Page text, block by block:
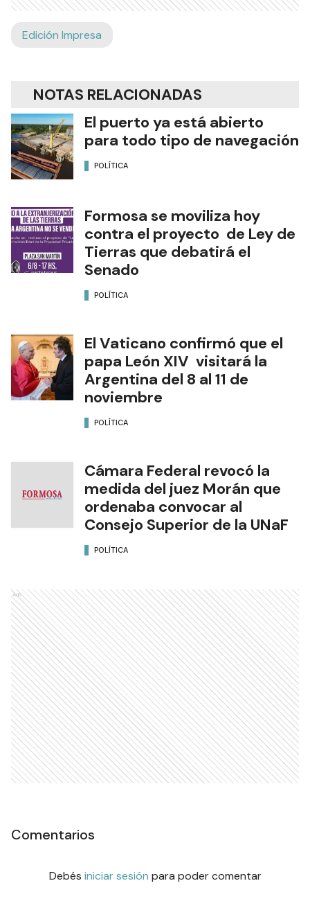
Edición Impresa
NOTAS RELACIONADAS
El puerto ya está abierto
para todo tipo de navegación
POLÍTICA
Formosa se moviliza hoy
contra el proyecto de Ley de
Tierras que debatirá el
Senado
POLÍTICA
El Vaticano confirmó que el
papa León XIV visitará la
Argentina del 8 al 11 de
noviembre
POLÍTICA
Cámara Federal revocó la
medida del juez Morán que
ordenaba convocar al
Consejo Superior de la UNaF
POLÍTICA
Ads
Comentarios
Debés iniciar sesión para poder comentar